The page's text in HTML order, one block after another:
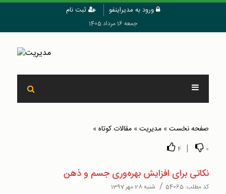
ورود به مدیراینفو ثبت نام
جمعه 16 مرداد 1405
صفحه نخست» مدیریت» مقالات کوتاه»
0
|
4
نکاتی برای افزایش بهره‌وری جسم و ذهن
کد مطلب: 54065
/ شنبه 28 مهر 1397